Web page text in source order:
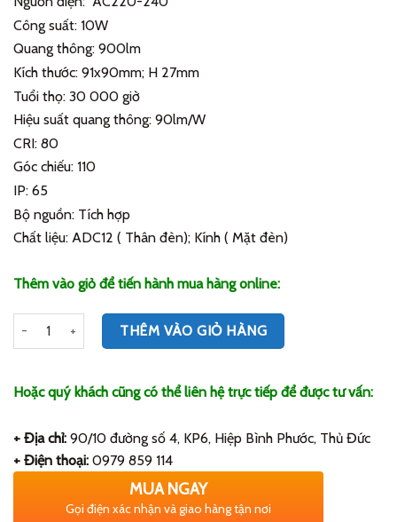
249,000₫.
là:
Công suất: 10W
Quang thông: 900lm
Kích thước: 91x90mm; H 27mm
Tuổi thọ: 30 000 giờ
Hiệu suất quang thông: 90lm/W
CRI: 80
Góc chiếu: 110
IP: 65
Bộ nguồn: Tích hợp
Chất liệu: ADC12 ( Thân đèn); Kính ( Mặt đèn)
Thêm vào giỏ để tiến hành mua hàng online:
Số lượng THÊM VÀO GIỎ HÀNG
Hoặc quý khách cũng có thể liên hệ trực tiếp để được tư vấn:
+ Địa chỉ: 90/10 đường số 4, KP6, Hiệp Bình Phước, Thủ Đức
+ Điện thoại: 0979 859 114
MUA NGAY
Gọi điện xác nhận và giao hàng tận nơi